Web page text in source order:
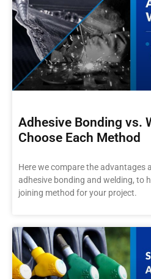
Adhesive Bonding vs.
Choose Each Method
Here we compare the advantages
adhesive bonding and welding, to
joining method for your project.